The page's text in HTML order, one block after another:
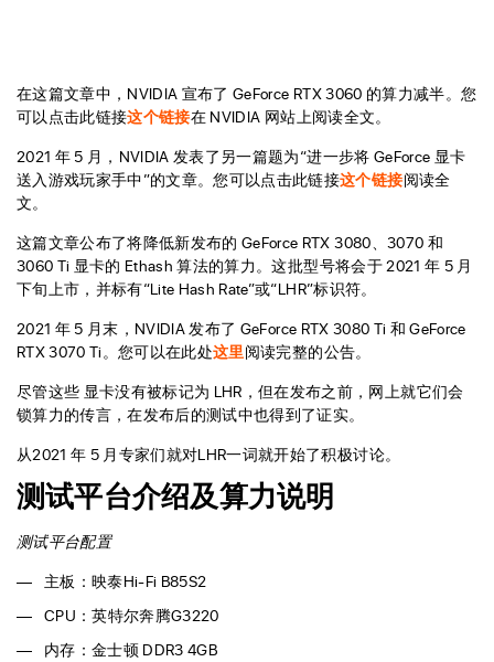
在这篇文章中，NVIDIA 宣布了 GeForce RTX 3060 的算力减半。您
可以点击此链接这个链接在 NVIDIA 网站上阅读全文。
2021 年 5 月，NVIDIA 发表了另一篇题为“进一步将 GeForce 显卡
送入游戏玩家手中”的文章。您可以点击此链接这个链接阅读全
文。
这篇文章公布了将降低新发布的 GeForce RTX 3080、3070 和
3060 Ti 显卡的 Ethash 算法的算力。这批型号将会于 2021 年 5 月
下旬上市，并标有“Lite Hash Rate”或“LHR”标识符。
2021 年 5 月末，NVIDIA 发布了 GeForce RTX 3080 Ti 和 GeForce
RTX 3070 Ti。您可以在此处这里阅读完整的公告。
尽管这些 显卡没有被标记为 LHR，但在发布之前，网上就它们会
锁算力的传言，在发布后的测试中也得到了证实。
从2021 年 5 月专家们就对LHR一词就开始了积极讨论。
测试平台介绍及算力说明
测试平台配置
主板：映泰Hi-Fi B85S2
CPU：英特尔奔腾G3220
内存：金士顿 DDR3 4GB